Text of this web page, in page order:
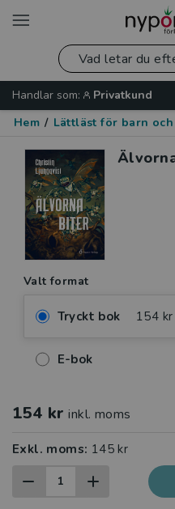
Handlar som:
Privatkund
Hem / Lättläst för barn och
Valt format
Tryckt bok 154
E-bok
154 kr inkl. moms
Exkl. moms: 145 kr